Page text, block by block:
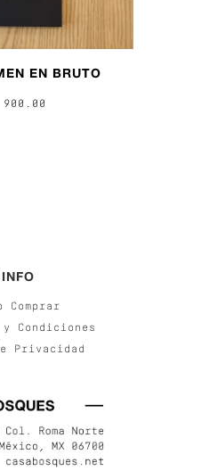
EN BRUTO
900.00
INFO
Comprar
y Condiciones
Privacidad